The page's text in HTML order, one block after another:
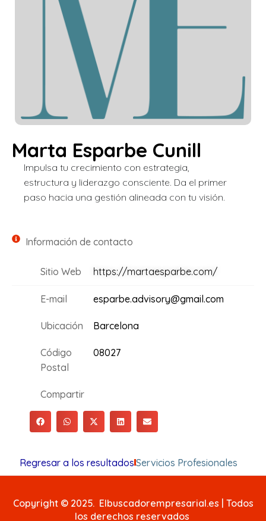
Marta Esparbe Cunill
Impulsa tu crecimiento con estrategia,
estructura y liderazgo consciente. Da el primer
paso hacia una gestión alineada con tu visión.
Información de contacto
Sitio Web https://martaesparbe.com/
E-mail esparbe.advisory@gmail.com
Ubicación Barcelona
Código
Postal
08027
Compartir
Regresar a los resultadosServicios Profesionales
Copyright © 2025. Elbuscadorempresarial.es | Todos
los derechos reservados